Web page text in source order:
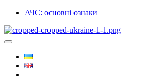
АЧС: основні ознаки